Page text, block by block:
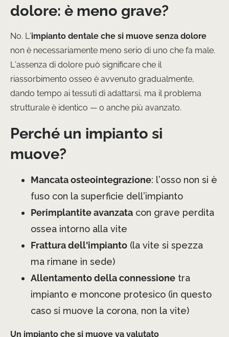
dolore: è meno grave?
No. L’impianto dentale che si muove senza dolore
non è necessariamente meno serio di uno che fa male.
L’assenza di dolore può significare che il
riassorbimento osseo è avvenuto gradualmente,
dando tempo ai tessuti di adattarsi, ma il problema
strutturale è identico — o anche più avanzato.
Perché un impianto si
muove?
Mancata osteointegrazione: l’osso non si è
fuso con la superficie dell’impianto
Perimplantite avanzata con grave perdita
ossea intorno alla vite
Frattura dell’impianto (la vite si spezza
ma rimane in sede)
Allentamento della connessione tra
impianto e moncone protesico (in questo
caso si muove la corona, non la vite)
Un impianto che si muove va valutato